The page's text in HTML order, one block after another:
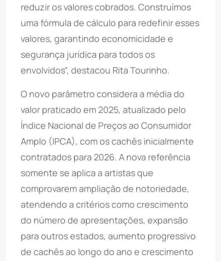
reduzir os valores cobrados. Construímos
uma fórmula de cálculo para redefinir esses
valores, garantindo economicidade e
segurança jurídica para todos os
envolvidos”, destacou Rita Tourinho.
O novo parâmetro considera a média do
valor praticado em 2025, atualizado pelo
Índice Nacional de Preços ao Consumidor
Amplo (IPCA), com os cachês inicialmente
contratados para 2026. A nova referência
somente se aplica a artistas que
comprovarem ampliação de notoriedade,
atendendo a critérios como crescimento
do número de apresentações, expansão
para outros estados, aumento progressivo
de cachês ao longo do ano e crescimento